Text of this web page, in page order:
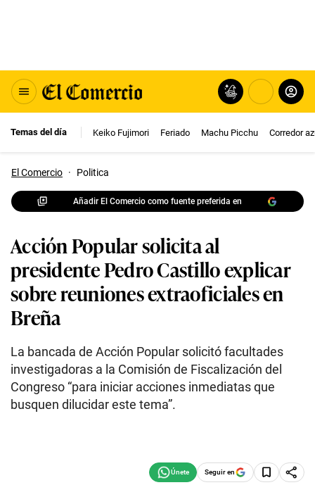
Temas del día Keiko Fujimori Feriado Machu Picchu Corredor
El Comercio · Politica
Añadir El Comercio como fuente preferida en
Acción Popular solicita al
presidente Pedro Castillo explicar
sobre reuniones extraoficiales en
Breña
La bancada de Acción Popular solicitó facultades
investigadoras a la Comisión de Fiscalización del
Congreso “para iniciar acciones inmediatas que
busquen dilucidar este tema”.
Seguir en